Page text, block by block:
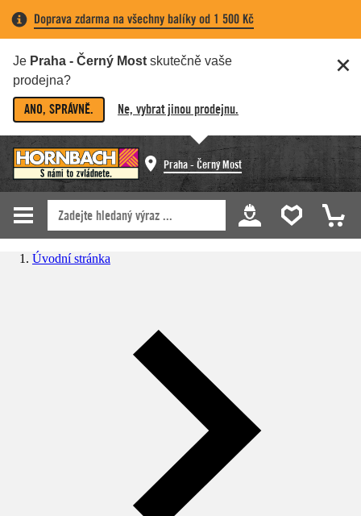
Doprava zdarma na všechny balíky od 1 500 Kč
Je Praha - Černý Most skutečně vaše
prodejna?
ANO, SPRÁVNĚ. Ne, vybrat jinou prodejnu.
Praha - Černý Most
Úvodní stránka